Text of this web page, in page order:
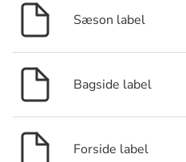
Sæson label
Bagside label
Forside label